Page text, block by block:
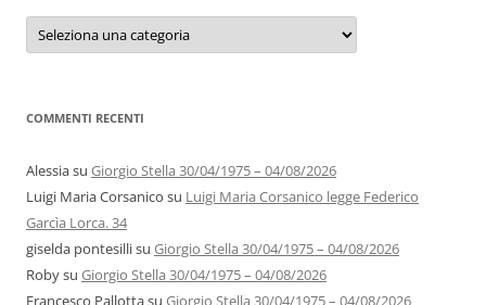
Categorie
autori
COMMENTI RECENTI
Alessiasu Giorgio Stella 30/04/1975 – 04/08/2026
Luigi Maria Corsanico su Luigi Maria Corsanico legge Federico
Garcìa Lorca. 34
giselda pontesillisu Giorgio Stella 30/04/1975 – 04/08/2026
Robysu Giorgio Stella 30/04/1975 – 04/08/2026